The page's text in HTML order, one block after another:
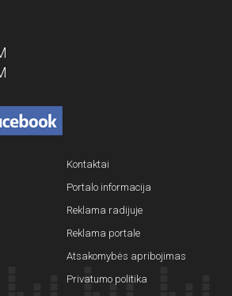
Kontaktai
Portalo informacija
Reklama radijuje
Reklama portale
Atsakomybės apribojimas
Privatumo politika